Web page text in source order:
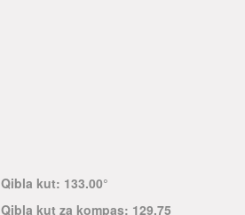
Qibla kut: 133.00°
Qibla kut za kompas: 129.75